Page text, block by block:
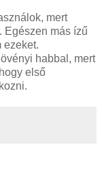
mert
Egészen más ízű
ezeket.
habbal, mert
első